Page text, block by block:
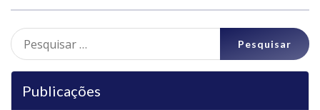
Pesquisar
por:
Publicações